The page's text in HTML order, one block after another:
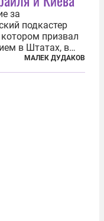
за
подкастер
призвал
в Штатах, в
А также
МАЛЕК ДУДАКОВ